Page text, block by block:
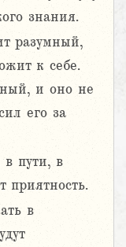
знания.
разумный,
к себе.
и оно не
его за
пути, в
приятность.
в